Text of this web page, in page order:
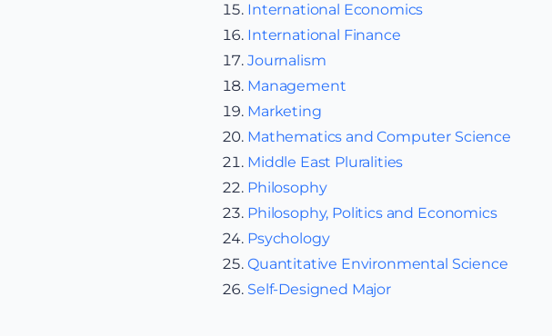
International Economics
International Finance
Journalism
Management
Marketing
Mathematics and Computer Science
Middle East Pluralities
Philosophy
Philosophy, Politics and Economics
Psychology
Quantitative Environmental Science
Self-Designed Major